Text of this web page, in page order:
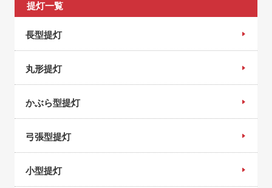
提灯一覧
長型提灯
丸形提灯
かぶら型提灯
弓張型提灯
小型提灯